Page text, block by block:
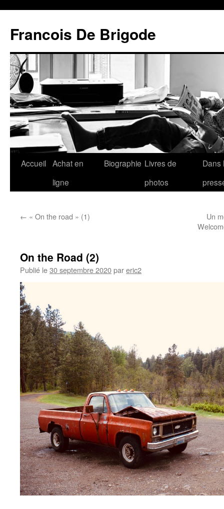
Francois De Brigode
Accueil Achat en
ligne
Biographie Livres de
photos
Dans
← « On the road » (1)
Un
On the Road (2)
Publié le30 septembre 2020pareric2